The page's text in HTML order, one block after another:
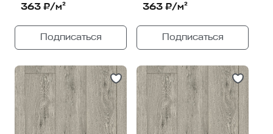
363 ₽/м²
Подписаться
363 ₽/м²
Подписаться